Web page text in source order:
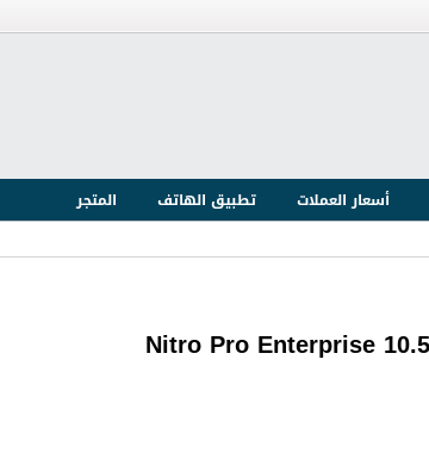
أسعار العملات تطبيق الهاتف
المتجر